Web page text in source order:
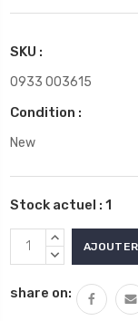
SKU :
0933 003615
Condition :
New
Stock actuel : 1
AUGMENTER
LA
:
DIMINUER
QUANTITÉ
share on: